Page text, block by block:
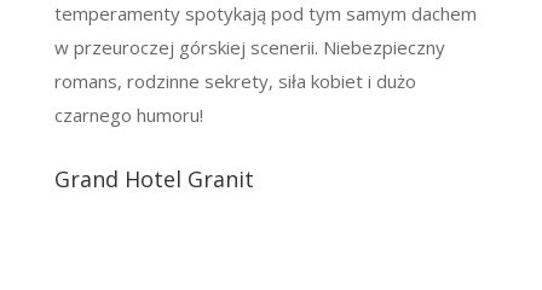
temperamenty spotykają pod tym samym dachem
w przeuroczej górskiej scenerii. Niebezpieczny
romans, rodzinne sekrety, siła kobiet i dużo
czarnego humoru!
Grand Hotel Granit